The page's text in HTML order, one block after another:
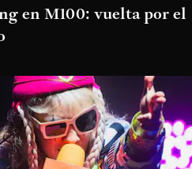
en M100: vuelta por el